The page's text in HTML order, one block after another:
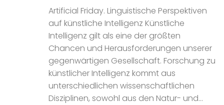
Artificial Friday. Linguistische Perspektiven
auf künstliche Intelligenz Künstliche
Intelligenz gilt als eine der größten
Chancen und Herausforderungen unserer
gegenwärtigen Gesellschaft. Forschung zu
künstlicher Intelligenz kommt aus
unterschiedlichen wissenschaftlichen
Disziplinen, sowohl aus den Natur- und...